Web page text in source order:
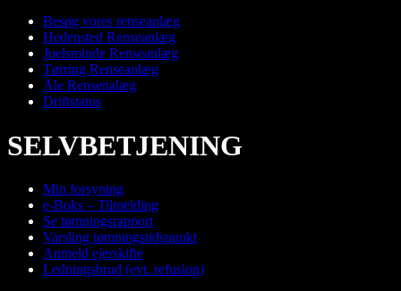
Besøg vores renseanlæg
Hedensted Renseanlæg
Juelsminde Renseanlæg
Tørring Renseanlæg
Åle Rensenalæg
Driftstatus
SELVBETJENING
Min forsyning
e-Boks – Tilmelding
Se tømningsrapport
Varsling tømningstidspunkt
Anmeld ejerskifte
Ledningsbrud (evt. refusion)